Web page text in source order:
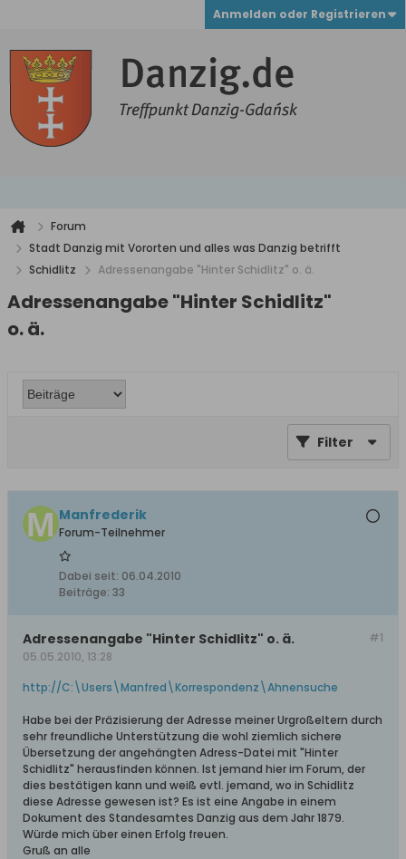
Anmelden oder Registrieren
Forum
Stadt Danzig mit Vororten und alles was Danzig betrifft
Schidlitz
Adressenangabe "Hinter Schidlitz" o. ä.
Adressenangabe "Hinter Schidlitz"
o. ä.
Filter
Manfrederik
Forum-Teilnehmer
Dabei seit: 06.04.2010
Beiträge: 33
#1
Adressenangabe "Hinter Schidlitz" o. ä.
05.05.2010, 13:28
http://C:\Users\Manfred\Korrespondenz\Ahnensuche
Habe bei der Präzisierung der Adresse meiner Urgroßeltern durch
sehr freundliche Unterstützung die wohl ziemlich sichere
Übersetzung der angehängten Adress-Datei mit "Hinter
Schidlitz" herausfinden können. Ist jemand hier im Forum, der
dies bestätigen kann und weiß evtl. jemand, wo in Schidlitz
diese Adresse gewesen ist? Es ist eine Angabe in einem
Dokument des Standesamtes Danzig aus dem Jahr 1879.
Würde mich über einen Erfolg freuen.
Gruß an alle